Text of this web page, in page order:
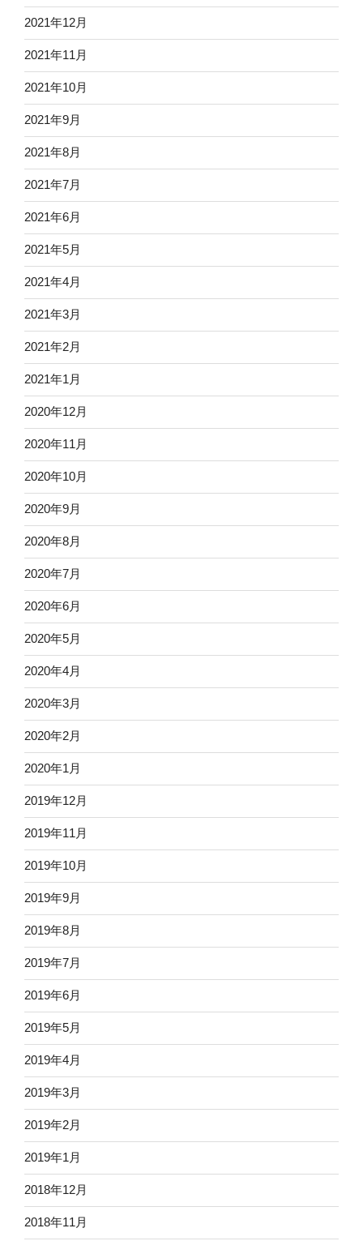
2021年12月
2021年11月
2021年10月
2021年9月
2021年8月
2021年7月
2021年6月
2021年5月
2021年4月
2021年3月
2021年2月
2021年1月
2020年12月
2020年11月
2020年10月
2020年9月
2020年8月
2020年7月
2020年6月
2020年5月
2020年4月
2020年3月
2020年2月
2020年1月
2019年12月
2019年11月
2019年10月
2019年9月
2019年8月
2019年7月
2019年6月
2019年5月
2019年4月
2019年3月
2019年2月
2019年1月
2018年12月
2018年11月